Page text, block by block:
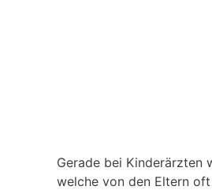
Gerade bei Kinderärzten
welche von den Eltern